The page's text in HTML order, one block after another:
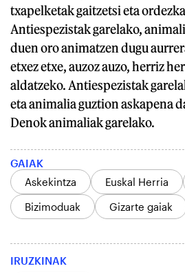
txapelketak gaitzetsi eta
Antiespezistak garelako,
duen oro animatzen dugu
etxez etxe, auzoz auzo, herriz
aldatzeko. Antiespezistak
eta animalia guztion askapena
Denok animaliak garelako.
GAIAK
Askekintza
Euskal Herria
Bizimoduak
Gizarte gaiak
IRUZKINAK